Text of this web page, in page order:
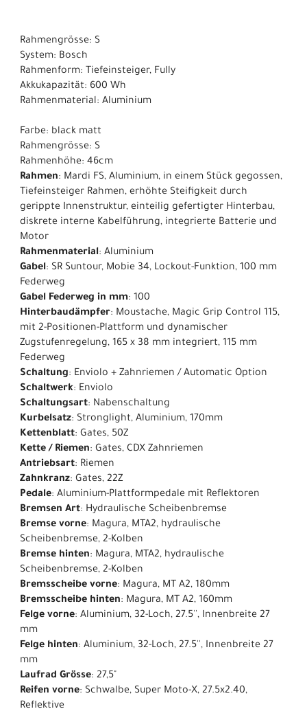
Rahmengrösse: S
System: Bosch
Rahmenform: Tiefeinsteiger, Fully
Akkukapazität: 600 Wh
Rahmenmaterial: Aluminium
Farbe: black matt
Rahmengrösse: S
Rahmenhöhe: 46cm
Rahmen: Mardi FS, Aluminium, in einem Stück gegossen,
Tiefeinsteiger Rahmen, erhöhte Steifigkeit durch
gerippte Innenstruktur, einteilig gefertigter Hinterbau,
diskrete interne Kabelführung, integrierte Batterie und
Motor
Rahmenmaterial: Aluminium
Gabel: SR Suntour, Mobie 34, Lockout-Funktion, 100 mm
Federweg
Gabel Federweg in mm: 100
Hinterbaudämpfer: Moustache, Magic Grip Control 115,
mit 2-Positionen-Plattform und dynamischer
Zugstufenregelung, 165 x 38 mm integriert, 115 mm
Federweg
Schaltung: Enviolo + Zahnriemen / Automatic Option
Schaltwerk: Enviolo
Schaltungsart: Nabenschaltung
Kurbelsatz: Stronglight, Aluminium, 170mm
Kettenblatt: Gates, 50Z
Kette / Riemen: Gates, CDX Zahnriemen
Antriebsart: Riemen
Zahnkranz: Gates, 22Z
Pedale: Aluminium-Plattformpedale mit Reflektoren
Bremsen Art: Hydraulische Scheibenbremse
Bremse vorne: Magura, MTA2, hydraulische
Scheibenbremse, 2-Kolben
Bremse hinten: Magura, MTA2, hydraulische
Scheibenbremse, 2-Kolben
Bremsscheibe vorne: Magura, MT A2, 180mm
Bremsscheibe hinten: Magura, MT A2, 160mm
Felge vorne: Aluminium, 32-Loch, 27.5'', Innenbreite 27
mm
Felge hinten: Aluminium, 32-Loch, 27.5'', Innenbreite 27
mm
Laufrad Grösse: 27,5"
Reifen vorne: Schwalbe, Super Moto-X, 27.5x2.40,
Reflektive